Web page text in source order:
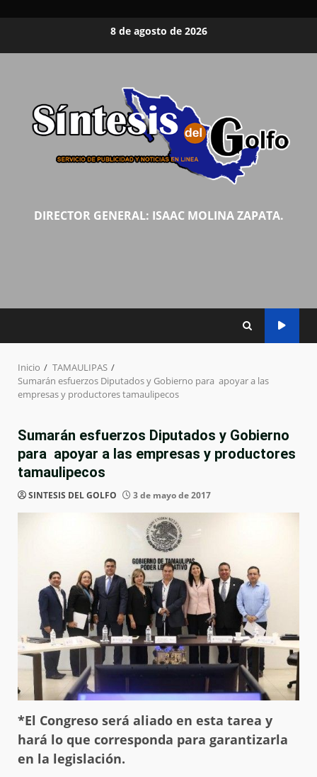
8 de agosto de 2026
DIRECTOR GENERAL: ISAAC MOLINA ZAPATA.
Inicio
TAMAULIPAS
Sumarán esfuerzos Diputados y Gobierno para apoyar a las
empresas y productores tamaulipecos
Sumarán esfuerzos Diputados y Gobierno
para apoyar a las empresas y productores
tamaulipecos
SINTESIS DEL GOLFO 3 de mayo de 2017
*El Congreso será aliado en esta tarea y
hará lo que corresponda para garantizarla
en la legislación.